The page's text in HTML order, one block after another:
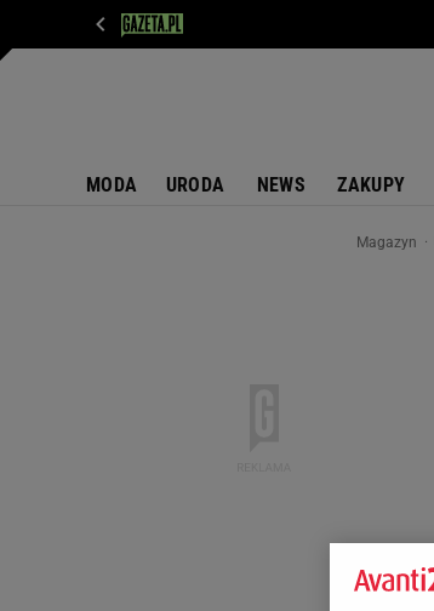
MODA URODA NEWS ZAKUPY
Magazyn